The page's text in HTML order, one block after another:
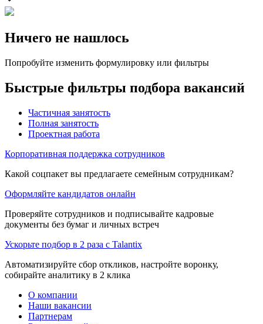
Ничего не нашлось
Попробуйте изменить формулировку или фильтры
Быстрые фильтры подбора вакансий
Частичная занятость
Полная занятость
Проектная работа
Корпоративная поддержка сотрудников
Какой соцпакет вы предлагаете семейным сотрудникам?
Оформляйте кандидатов онлайн
Проверяйте сотрудников и подписывайте кадровые
документы без бумаг и личных встреч
Ускорьте подбор в 2 раза с Talantix
Автоматизируйте сбор откликов, настройте воронку,
собирайте аналитику в 2 клика
О компании
Наши вакансии
Партнерам